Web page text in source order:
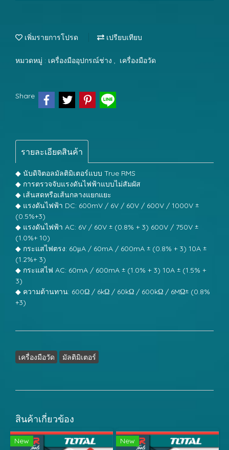
เพิ่มรายการโปรด เปรียบเทียบ
หมวดหมู่ : เครื่องมืออุปกรณ์ช่าง , เครื่องมือวัด
Share
รายละเอียดสินค้า
◆ นับดิจิตอลมัลติมิเตอร์แบบ True RMS
◆ การตรวจจับแรงดันไฟฟ้าแบบไม่สัมผัส
◆ เส้นสดหรือเส้นกลางแยกแยะ
◆ แรงดันไฟฟ้า DC: 600mV / 6V / 60V / 600V / 1000V ±
(0.5%+3)
◆ แรงดันไฟฟ้า AC: 6V / 60V ± (0.8% + 3) 600V / 750V ±
(1.0%+ 10)
◆ กระแสไฟตรง: 60μA / 60mA / 600mA ± (0.8% + 3) 10A ±
(1.2%+ 3)
◆ กระแสไฟ AC: 60mA / 600mA ± (1.0% + 3) 10A ± (1.5% +
3)
◆ ความต้านทาน: 600Ω / 6kΩ / 60kΩ / 600kΩ / 6MΩ± (0.8%
+3)
เครื่องมือวัด มัลติมิเตอร์
สินค้าเกี่ยวข้อง
New New